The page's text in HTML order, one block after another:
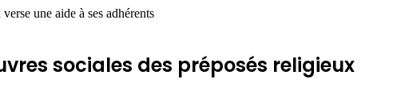
une aide à ses adhérents
sociales des préposés religieux